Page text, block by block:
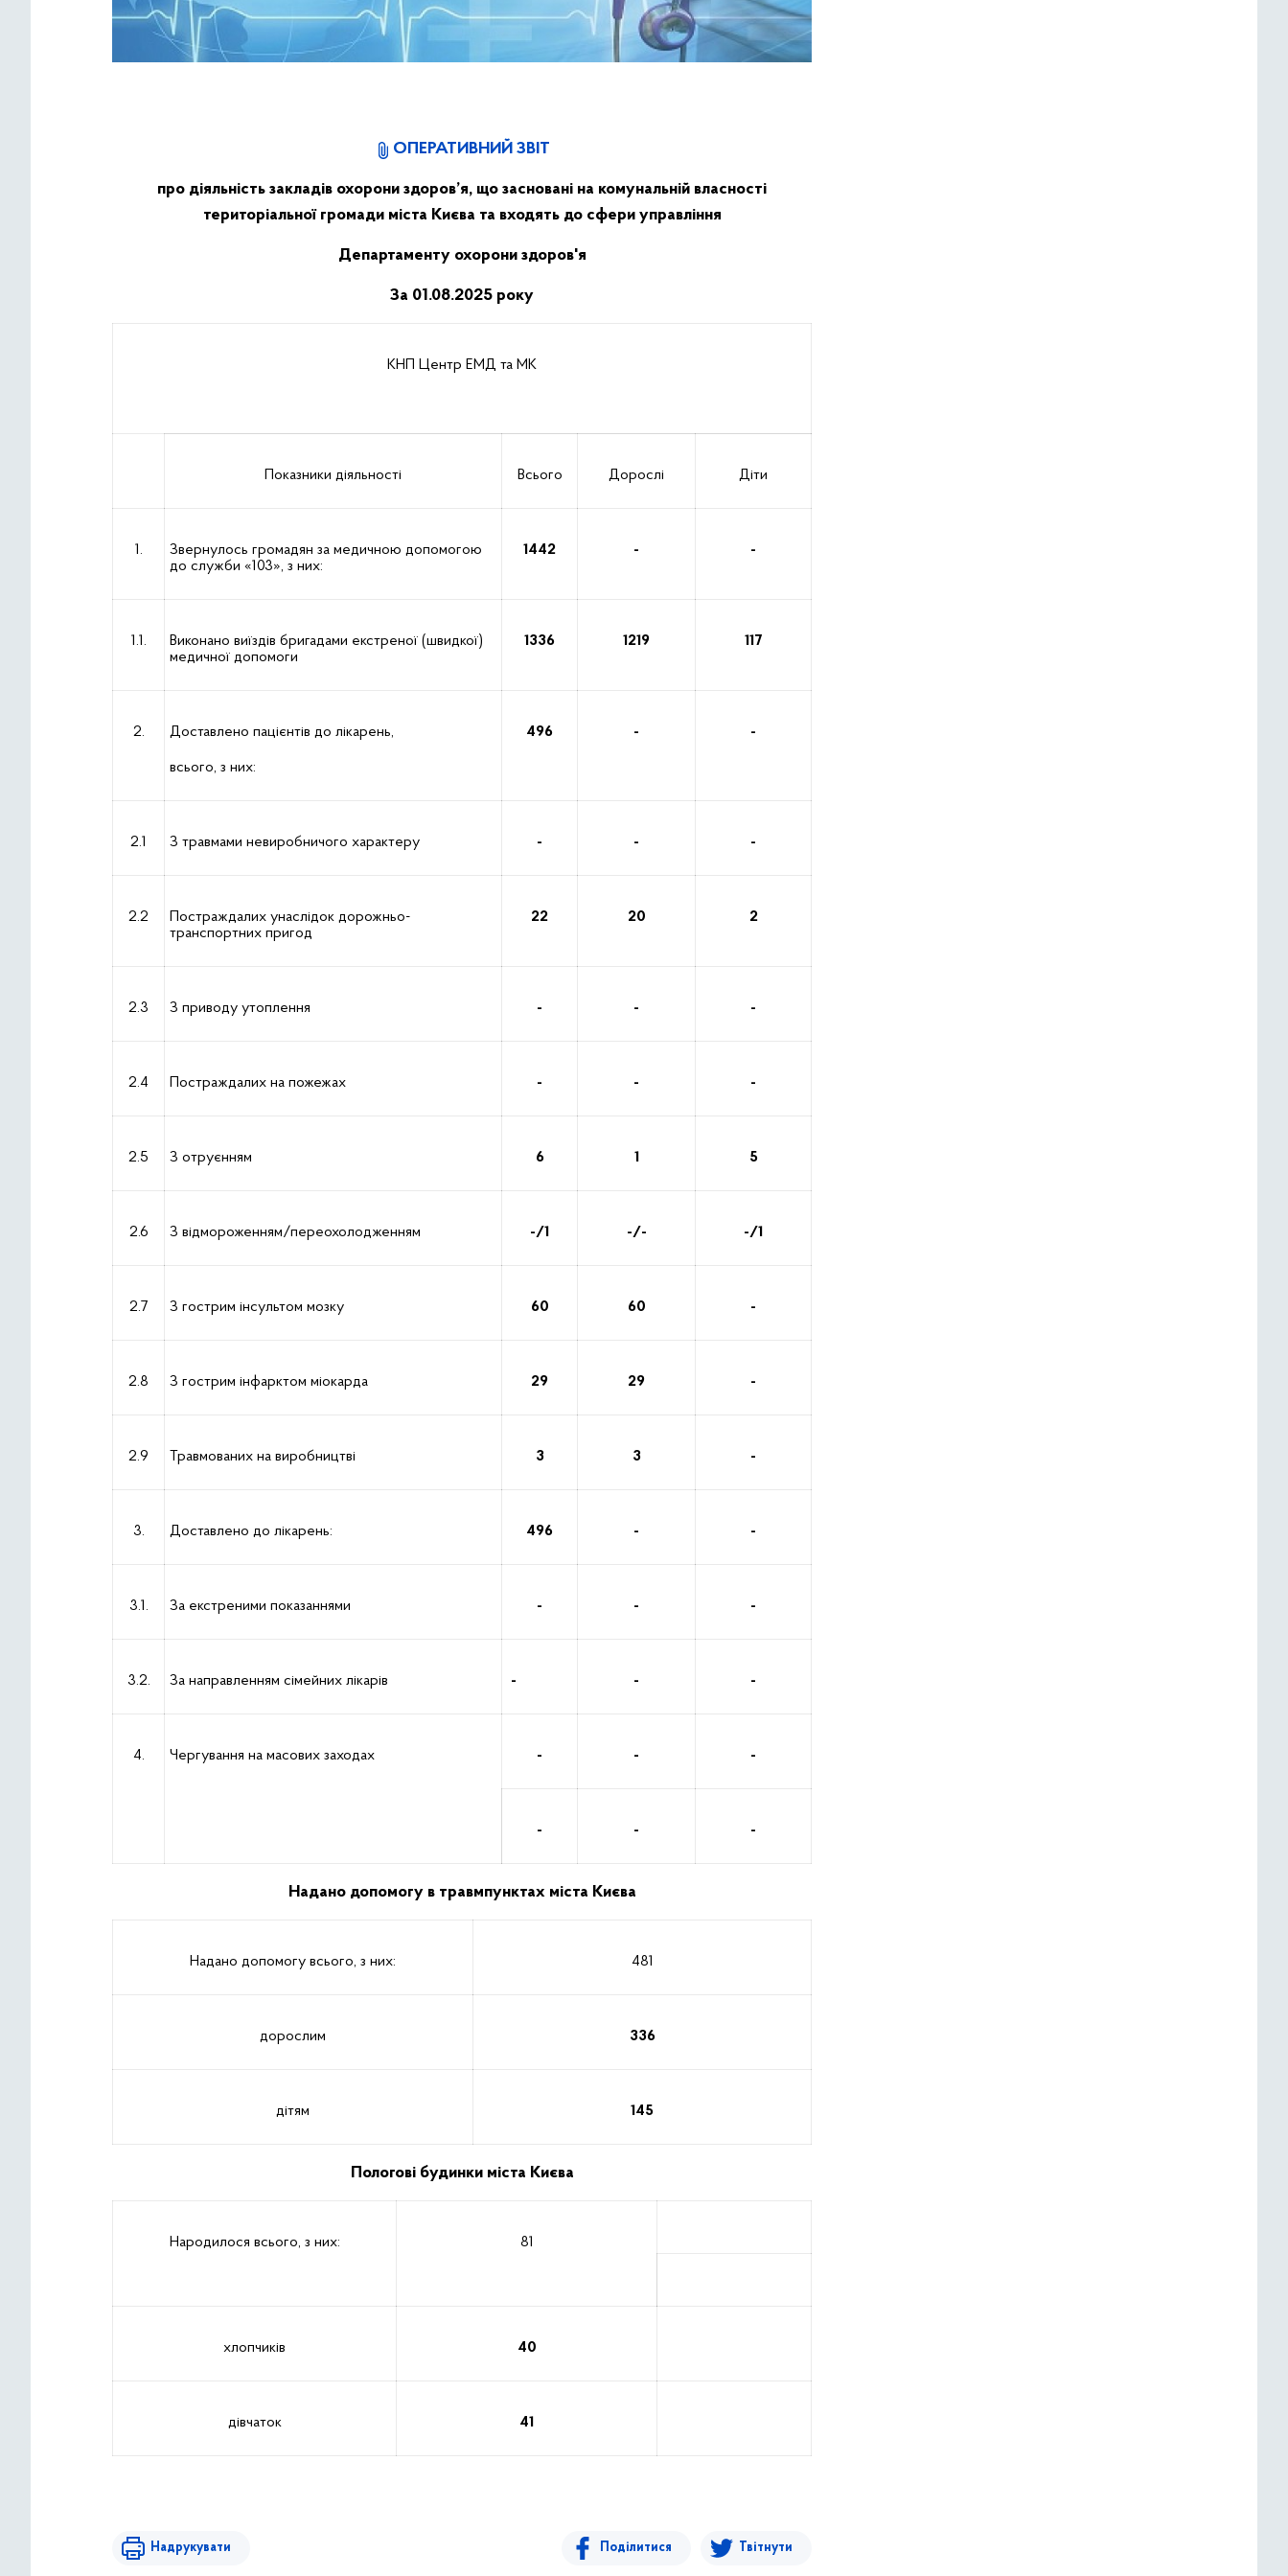
ОПЕРАТИВНИЙ ЗВІТ
про діяльність закладів охорони здоров’я, що засновані на комунальній власності
територіальної громади міста Києва та входять до сфери управління
Департаменту охорони здоров'я
За 01.08.2025 року
КНП Центр ЕМД та МК
Показники діяльності Всього Дорослі Діти
1.
Звернулось громадян за медичною допомогою
до служби «103», з них:
1442 - -
1.1.
Виконано виїздів бригадами екстреної (швидкої)
медичної допомоги
1336 1219 117
2. Доставлено пацієнтів до лікарень,
всього, з них:
496 - -
2.1 З травмами невиробничого характеру - - -
2.2
Постраждалих унаслідок дорожньо-
транспортних пригод
22 20 2
2.3 З приводу утоплення - - -
2.4 Постраждалих на пожежах - - -
2.5 З отруєнням 6 1 5
2.6 З відмороженням/переохолодженням -/1 -/- -/1
2.7 З гострим інсультом мозку 60 60 -
2.8 З гострим інфарктом міокарда 29 29 -
2.9 Травмованих на виробництві 3 3 -
3. Доставлено до лікарень: 496 - -
3.1. За екстреними показаннями - - -
3.2. За направленням сімейних лікарів - - -
4. Чергування на масових заходах - - -
- - -
Надано допомогу в травмпунктах міста Києва
Надано допомогу всього, з них: 481
дорослим 336
дітям 145
Пологові будинки міста Києва
Народилося всього, з них: 81
хлопчиків 40
дівчаток 41
Надрукувати Поділитися Твітнути